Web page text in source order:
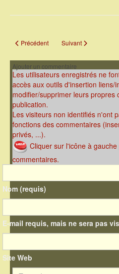
Article précédent : Travaux association
Précédent Article suivant :
Suivant
Ajouter un commentaire
Les utilisateurs enregistrés ne
accès aux outils d'insertion liens/
modifier/supprimer leurs propres
publication.
Les visiteurs non identifiés n'ont
fonctions des commentaires
privés, ...).
Cliquer sur l'icône à
commentaires.
Nom (requis)
E-mail requis, mais ne sera pas
Site Web